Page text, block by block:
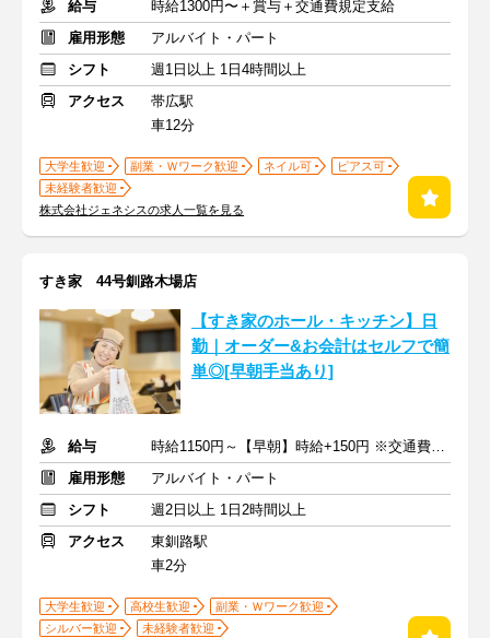
給与
時給1300円〜＋賞与＋交通費規定支給
雇用形態
アルバイト・パート
シフト
週1日以上 1日4時間以上
アクセス
帯広駅
車12分
大学生歓迎 副業・Ｗワーク歓迎 ネイル可
ピアス可
未経験者歓迎
株式会社ジェネシスの求人一覧を見る
すき家 44号釧路木場店
【すき家のホール・キッチン】日
勤｜オーダー&お会計はセルフで簡
単◎[早朝手当あり]
給与
時給1150円～【早朝】時給+150円 ※交通費支給
雇用形態
アルバイト・パート
シフト
週2日以上 1日2時間以上
アクセス
東釧路駅
車2分
大学生歓迎 高校生歓迎
副業・Ｗワーク歓迎
シルバー歓迎
未経験者歓迎